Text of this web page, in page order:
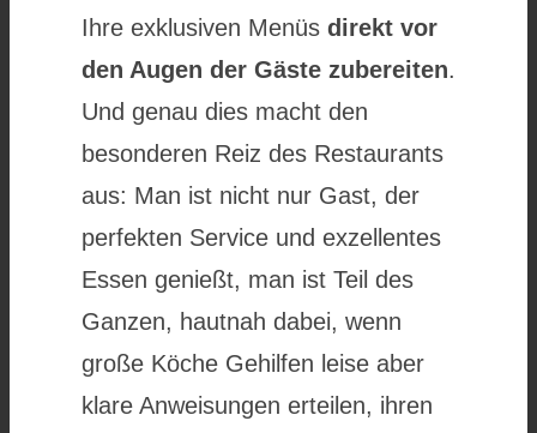
Ihre exklusiven Menüs direkt vor
den Augen der Gäste zubereiten.
Und genau dies macht den
besonderen Reiz des Restaurants
aus: Man ist nicht nur Gast, der
perfekten Service und exzellentes
Essen genießt, man ist Teil des
Ganzen, hautnah dabei, wenn
große Köche Gehilfen leise aber
klare Anweisungen erteilen, ihren